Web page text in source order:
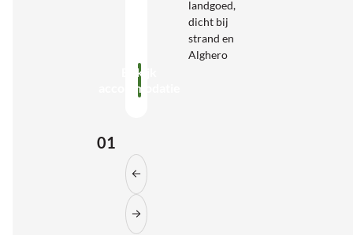
landgoed,
dicht bij
strand en
Alghero
Bekijk
accommodatie
01